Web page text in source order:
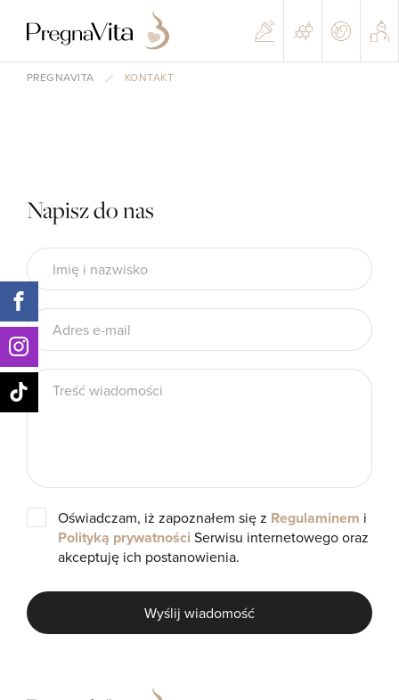
PREGNAVITA KONTAKT
Napisz do nas
Imię i nazwisko
Adres e-mail
Treść wiadomości
Oświadczam, iż zapoznałem się z Regulaminem i
Polityką prywatności Serwisu internetowego oraz
akceptuję ich postanowienia.
Wyślij wiadomość